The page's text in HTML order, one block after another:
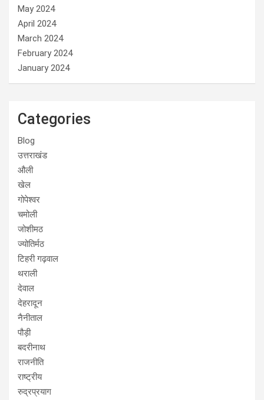
May 2024
April 2024
March 2024
February 2024
January 2024
Categories
Blog
उत्तराखंड
औली
खेल
गोपेश्वर
चमोली
जोशीमठ
ज्योतिर्मठ
टिहरी गढ़वाल
थराली
देवाल
देहरादून
नैनीताल
पौड़ी
बदरीनाथ
राजनीति
राष्ट्रीय
रुद्रप्रयाग